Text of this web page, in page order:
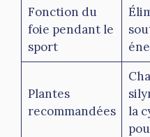
Synergies
E
Posologie : 600 à 1200
Synergies
Fonction du
foie pendant le
sport
Plantes
recommandées
la